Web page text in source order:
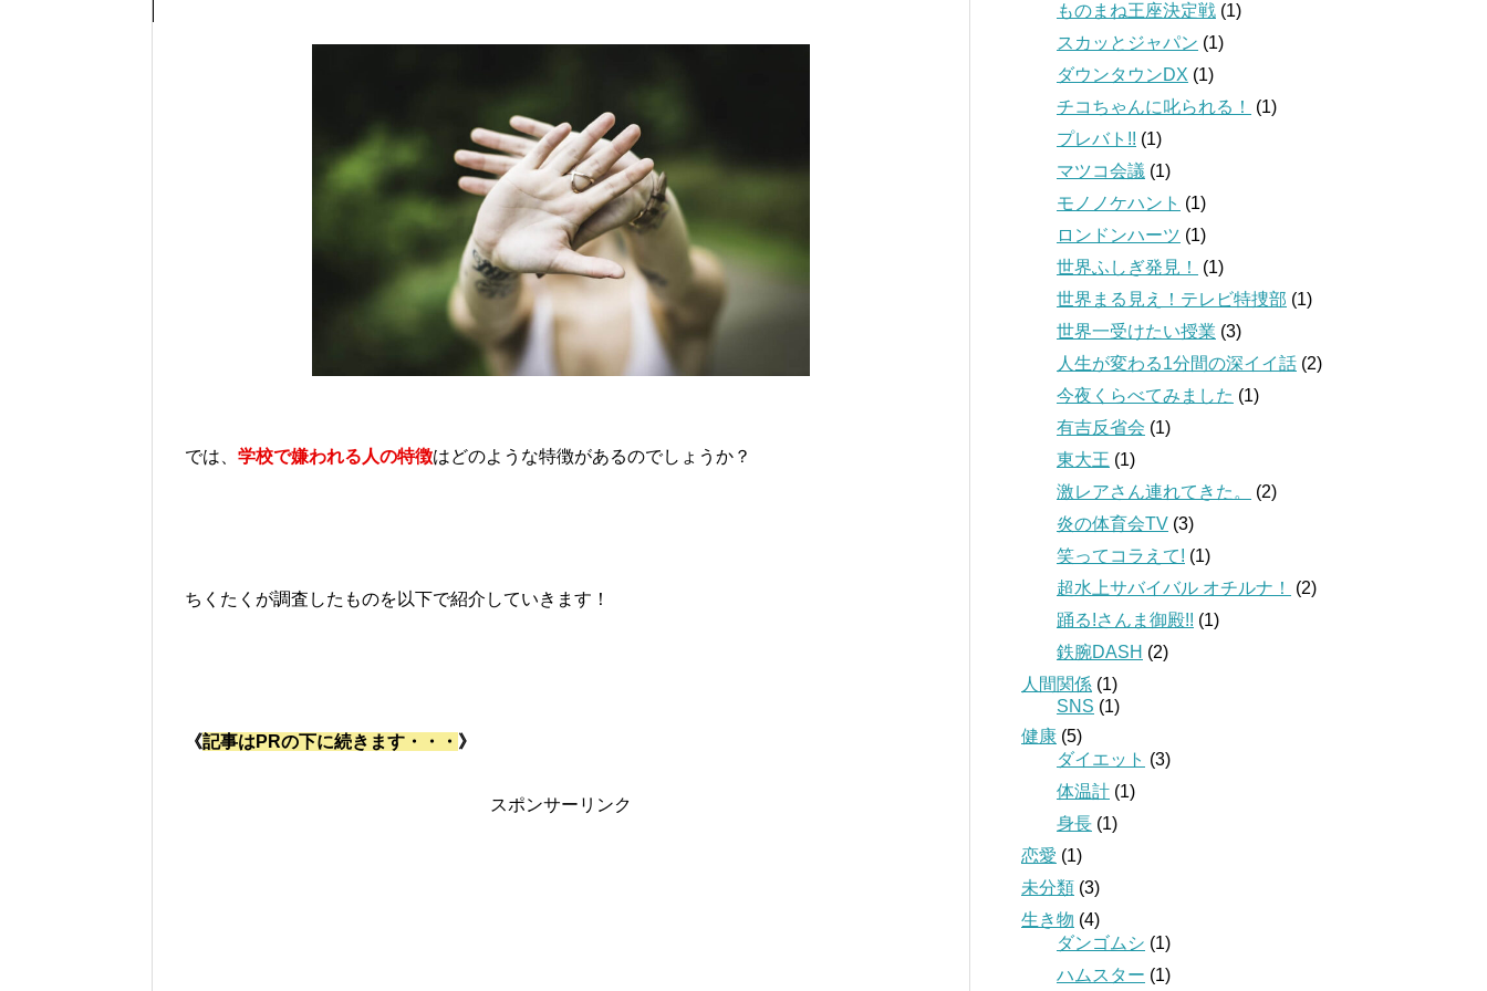
では、 学校で嫌われる人の特徴はどのような特徴があるのでしょうか？
ちくたくが調査したものを以下で紹介していきます！
《記事はPRの下に続きます・・・ 》
スポンサーリンク
ものまね王座決定戦 (1)
スカッとジャパン (1)
ダウンタウンDX (1)
チコちゃんに叱られる！
(1)
プレバト!! (1)
マツコ会議 (1)
モノノケハント (1)
ロンドンハーツ (1)
世界ふしぎ発見！
(1)
世界まる見え！テレビ特捜部 (1)
世界一受けたい授業 (3)
人生が変わる1分間の深イイ話 (2)
今夜くらべてみました (1)
有吉反省会 (1)
東大王 (1)
激レアさん連れてきた。
(2)
炎の体育会TV (3)
笑ってコラえて! (1)
超水上サバイバル オチルナ！
(2)
踊る!さんま御殿!! (1)
鉄腕DASH (2)
人間関係 (1)
SNS (1)
健康 (5)
ダイエット (3)
体温計 (1)
身長 (1)
恋愛 (1)
未分類 (3)
生き物 (4)
ダンゴムシ (1)
ハムスター (1)